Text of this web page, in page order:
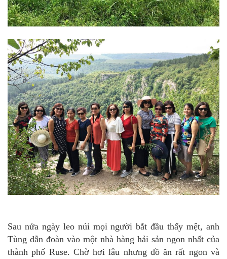
Sau nửa ngày leo núi mọi người bắt đầu thấy mệt, anh
Tùng dẫn đoàn vào một nhà hàng hải sản ngon nhất của
thành phố Ruse. Chờ hơi lâu nhưng đồ ăn rất ngon và